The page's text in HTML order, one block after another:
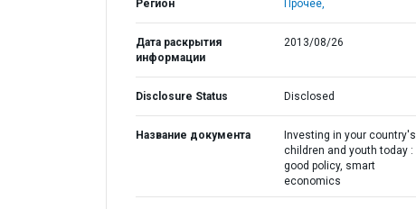
Регион Прочее,
Дата раскрытия
информации
2013/08/26
Disclosure Status Disclosed
Название документа
Investing in your country's
children and youth today :
good policy, smart
economics